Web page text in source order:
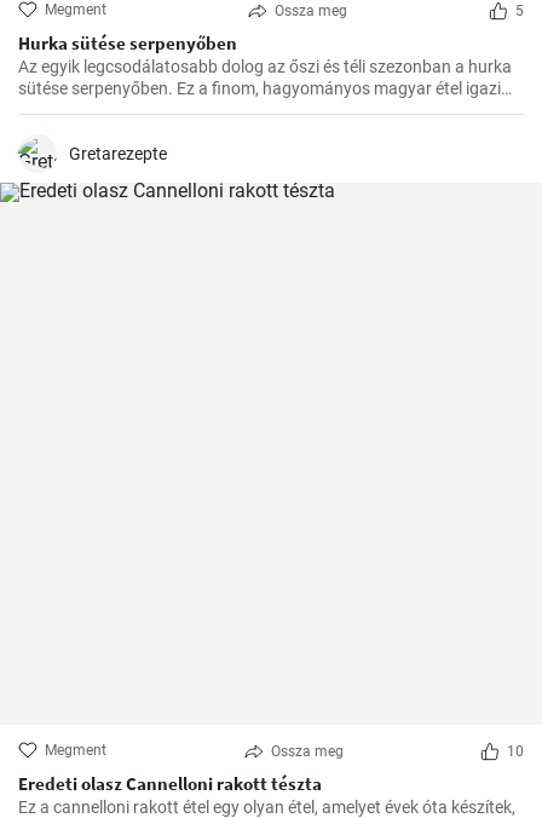
Megment Ossza meg 5
Hurka sütése serpenyőben
Az egyik legcsodálatosabb dolog az őszi és téli szezonban a hurka
sütése serpenyőben. Ez a finom, hagyományos magyar étel igazi
felmelegedést nyújt a hűvösebb hónapokban és nagyszerű
alkalmából.Gretarezepte
Megment Ossza meg 10
Eredeti olasz Cannelloni rakott tészta
Ez a cannelloni rakott étel egy olyan étel, amelyet évek óta készítek,